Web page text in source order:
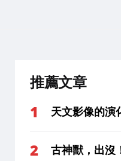
推薦文章
天文影像的演
古神獸，出沒